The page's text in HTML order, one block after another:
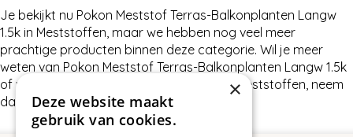
Je bekijkt nu Pokon Meststof Terras-Balkonplanten Langw
1.5k in Meststoffen, maar we hebben nog veel meer
prachtige producten binnen deze categorie. Wil je meer
weten van Pokon Meststof Terras-Balkonplanten Langw 1.5k
of wat wij nog meer te bieden hebben in Meststoffen, neem
dan gerust contact met ons op.
×
Deze website maakt
gebruik van cookies.